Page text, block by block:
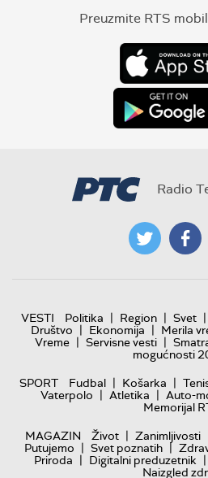
Preuzmite RTS
Radio
VESTI Politika | Region | Svet |
Društvo | Ekonomija | Merila
Vreme | Servisne vesti |
mogućnosti
SPORT
Fudbal | Košarka |
Vaterpolo | Atletika | Auto-
Memorijal
MAGAZIN
Život | Zanimljivosti
Putujemo | Svet poznatih |
Priroda | Digitalni preduzetnik |
Naizgled